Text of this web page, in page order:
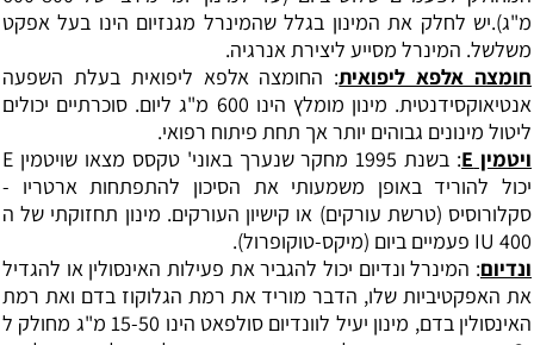
מ"ג).יש לחלק את המינון בגלל שהמינרל מגנזיום הינו בעל אפקט
משלשל. המינרל מסייע ליצירת אנרגיה.
חומצה אלפא ליפואית: החומצה אלפא ליפואית בעלת השפעה
אנטיאוקסידנטית. מינון מומלץ הינו 600 מ"ג ליום. סוכרתיים יכולים
ליטול מינונים גבוהים יותר אך תחת פיתוח רפואי.
ויטמין E
: בשנת 1995 מחקר שנערך באוני' טקסס מצאו שויטמין E
יכול להוריד באופן משמעותי את הסיכון להתפתחות ארטריו -
סקלורוסיס (טרשת עורקים) או קישיון העורקים. מינון תחזוקתי של ה
400 IU פעמיים ביום (מיקס-טוקופרול).
ונדיום: המינרל ונדיום יכול להגביר את פעילות האינסולין או להגדיל
את האפקטיביות שלו, הדבר מוריד את רמת הגלוקוז בדם ואת רמת
האינסולין בדם, מינון יעיל לוונדיום סולפאט הינו 15-50 מ"ג מחולק ל